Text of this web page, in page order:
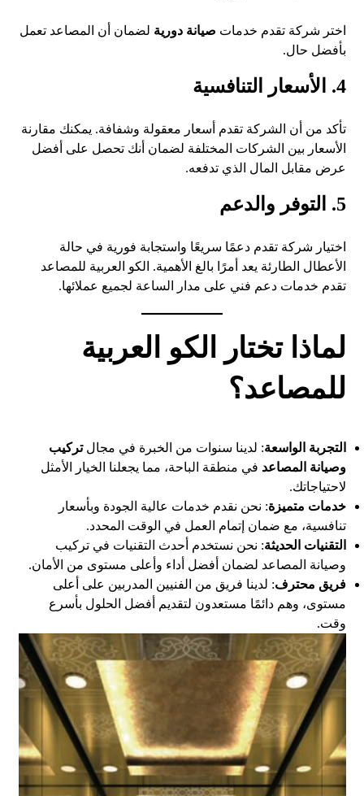
اختر شركة تقدم خدمات صيانة دورية لضمان أن المصاعد تعمل
بأفضل حال.
4. الأسعار التنافسية
تأكد من أن الشركة تقدم أسعار معقولة وشفافة. يمكنك مقارنة
الأسعار بين الشركات المختلفة لضمان أنك تحصل على أفضل
عرض مقابل المال الذي تدفعه.
5. التوفر والدعم
اختيار شركة تقدم دعمًا سريعًا واستجابة فورية في حالة
الأعطال الطارئة يعد أمرًا بالغ الأهمية. الكو العربية للمصاعد
تقدم خدمات دعم فني على مدار الساعة لجميع عملائها.
لماذا تختار الكو العربية
للمصاعد؟
التجربة الواسعة: لدينا سنوات من الخبرة في مجالتركيب
وصيانة المصاعد في منطقة الباحة، مما يجعلنا الخيار الأمثل
لاحتياجاتك.
خدمات متميزة: نحن نقدم خدمات عالية الجودة وبأسعار
تنافسية، مع ضمان إتمام العمل في الوقت المحدد.
التقنيات الحديثة: نحن نستخدم أحدث التقنيات في تركيب
وصيانة المصاعد لضمان أفضل أداء وأعلى مستوى من الأمان.
فريق محترف: لدينا فريق من الفنيين المدربين على أعلى
مستوى، وهم دائمًا مستعدون لتقديم أفضل الحلول بأسرع
وقت.